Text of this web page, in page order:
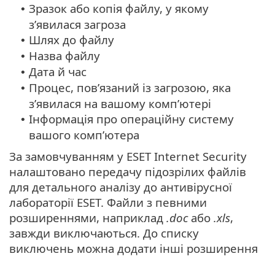
• Зразок або копія файлу, у якому
з’явилася загроза
• Шлях до файлу
• Назва файлу
• Дата й час
• Процес, пов’язаний із загрозою, яка
з’явилася на вашому комп’ютері
• Інформація про операційну систему
вашого комп’ютера
За замовчуванням у ESET Internet Security
налаштовано передачу підозрілих файлів
для детального аналізу до антивірусної
лабораторії ESET. Файли з певними
розширеннями, наприклад .docабо .xls,
завжди виключаються. До списку
виключень можна додати інші розширення